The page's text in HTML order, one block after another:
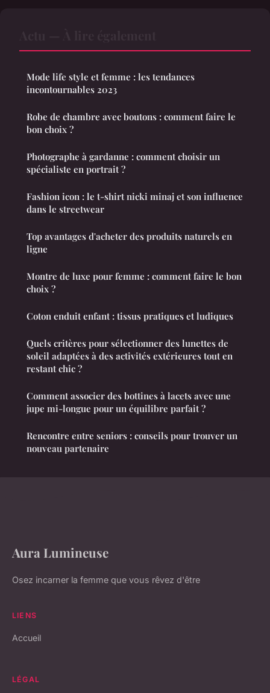
Mode life style et femme : les tendances
incontournables 2023
Robe de chambre avec boutons : comment faire le
bon choix ?
Photographe à gardanne : comment choisir un
spécialiste en portrait ?
Fashion icon : le t-shirt nicki minaj et son influence
dans le streetwear
Top avantages d'acheter des produits naturels en
ligne
Montre de luxe pour femme : comment faire le bon
choix ?
Coton enduit enfant : tissus pratiques et ludiques
Quels critères pour sélectionner des lunettes de
soleil adaptées à des activités extérieures tout en
restant chic ?
Comment associer des bottines à lacets avec une
jupe mi-longue pour un équilibre parfait ?
Rencontre entre seniors : conseils pour trouver un
nouveau partenaire
Aura Lumineuse
Osez incarner la femme que vous rêvez d'être
LIENS
Accueil
LÉGAL